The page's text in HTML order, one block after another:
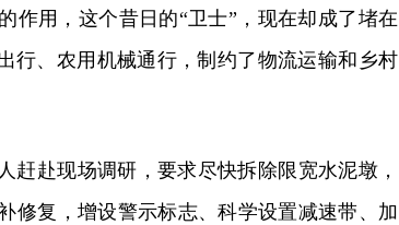
作用，这个昔日的“卫士”，现在却成了堵在
行、农用机械通行，制约了物流运输和乡村
赶赴现场调研，要求尽快拆除限宽水泥墩，
修复，增设警示标志、科学设置减速带、加